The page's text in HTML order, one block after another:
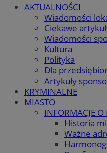
AKTUALNOŚCI
Wiadomości
Ciekawe
Wiadomości
Kultura
Polityka
Dla
Artykuły
KRYMINALNE
MIASTO
INFORMACJE O
Historia
Ważne